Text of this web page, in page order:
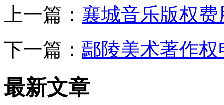
上一篇： 襄城音乐版权
下一篇： 鄢陵美术著作
最新文章